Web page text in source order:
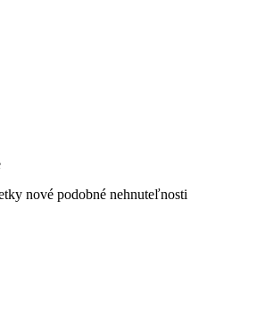
nové podobné nehnuteľnosti